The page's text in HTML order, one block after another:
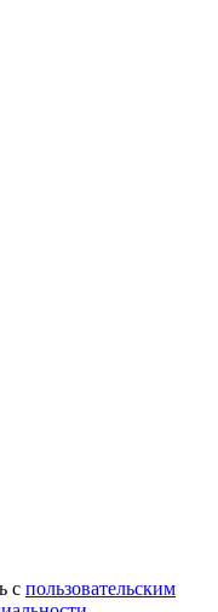
с пользовательским